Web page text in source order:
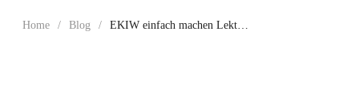
Home / Blog / EKIW einfach machen Lektion 265